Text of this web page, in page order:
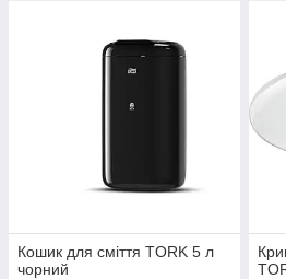
Кошик для сміття TORK 5 л
чорний